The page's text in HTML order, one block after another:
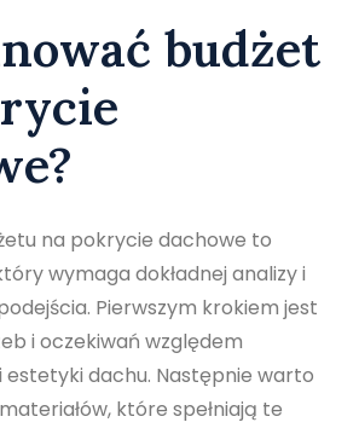
budżet
na pokrycie dachowe to
wymaga dokładnej analizy i
Pierwszym krokiem jest
i oczekiwań względem
estetyki dachu. Następnie warto
które spełniają te